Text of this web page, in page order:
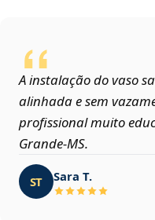
A instalação do vaso
alinhada e sem
profissional muito
Grande‑MS.
ST Sara T.